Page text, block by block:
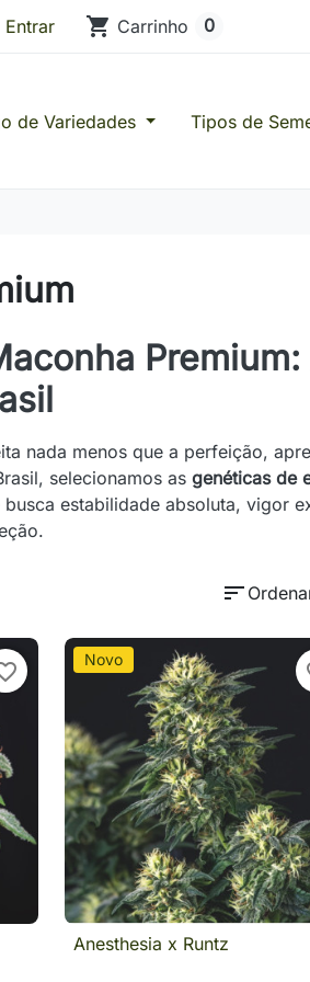
Entrar shopping_cart Carrinho 0
de Variedades Tipos de
nada menos que a perfeição,
selecionamos as genéticas de
estabilidade absoluta, vigor
sort
Novo
 Visualização rápida
Anesthesia x Runtz